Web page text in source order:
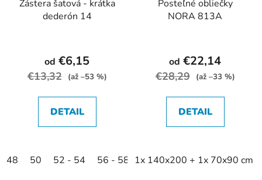
Zástera šatová - krátka
dederón 14
od €6,15
€13,32 (až –53 %)
DETAIL
48 50 52 - 54 56 - 58 60 - 62 64 - 66
Posteľné obliečky
NORA 813A
od €22,14
€28,29 (až –33 %)
DETAIL
1x 140x200 + 1x 70x90 cm